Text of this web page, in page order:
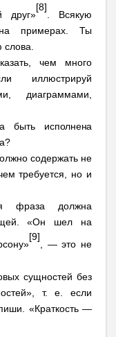
друг»
[8]
. Всякую
примерах. Ты
чем много
иллюстрируй
диаграммами,
быть исполнена
содержать не
требуется, но и
фраза должна
«Он шел на
[9]
, — это не
сущностей без
т. е. если
«Краткость —